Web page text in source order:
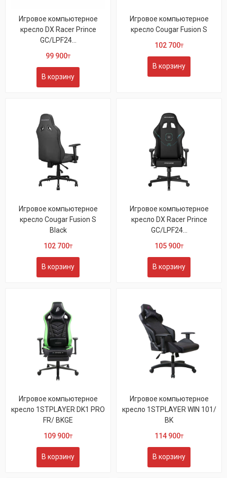
Игровое компьютерное
кресло DX Racer Prince
GC/LPF24...
99 900₸
В корзину
Игровое компьютерное
кресло Cougar Fusion S
102 700₸
В корзину
Игровое компьютерное
кресло Cougar Fusion S
Black
102 700₸
В корзину
Игровое компьютерное
кресло DX Racer Prince
GC/LPF24...
105 900₸
В корзину
Игровое компьютерное
кресло 1STPLAYER DK1 PRO
FR/ BKGE
109 900₸
В корзину
Игровое компьютерное
кресло 1STPLAYER WIN 101/
BK
114 900₸
В корзину